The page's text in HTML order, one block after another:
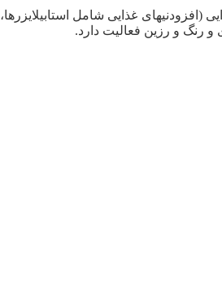
(افزودنیهای غذایی شامل
رنگ و رزین فعالیت دارد.